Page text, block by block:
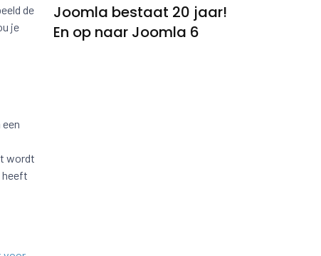
de
je
wordt
heeft
Joomla bestaat 20 jaar!
En op naar Joomla 6